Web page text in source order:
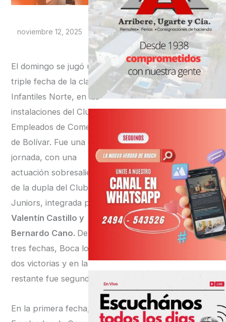
noviembre 12, 2025
El domingo se jugó una
triple fecha de la clase
Infantiles Norte, en las
instalaciones del Club
Empleados de Comercio
de Bolívar. Fue una gran
jornada, con una
actuación sobresaliente
de la dupla del Club Boca
Juniors, integrada por
Valentín Castillo y
Bernardo Cano. De las
tres fechas, Boca logró
dos victorias y en la
restante fue segundo.
En la primera fecha, Club